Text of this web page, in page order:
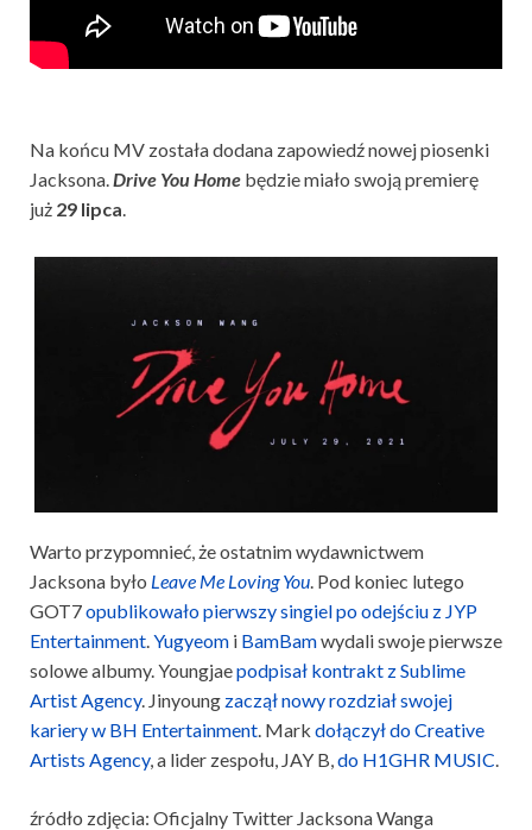
Na końcu MV została dodana zapowiedź nowej piosenki
Jacksona.Drive You Home będzie miało swoją premierę
już 29 lipca.
Warto przypomnieć, że ostatnim wydawnictwem
Jacksona było Leave Me Loving You. Pod koniec lutego
GOT7opublikowało pierwszy singiel po odejściu z JYP
Entertainment.Yugyeom i BamBamwydali swoje pierwsze
solowe albumy. Youngjaepodpisał kontrakt z Sublime
Artist Agency. Jinyoung zaczął nowy rozdział swojej
kariery w BH Entertainment. Mark dołączył do Creative
Artists Agency, a lider zespołu, JAY B,do H1GHR MUSIC.
źródło zdjęcia: Oficjalny Twitter Jacksona Wanga